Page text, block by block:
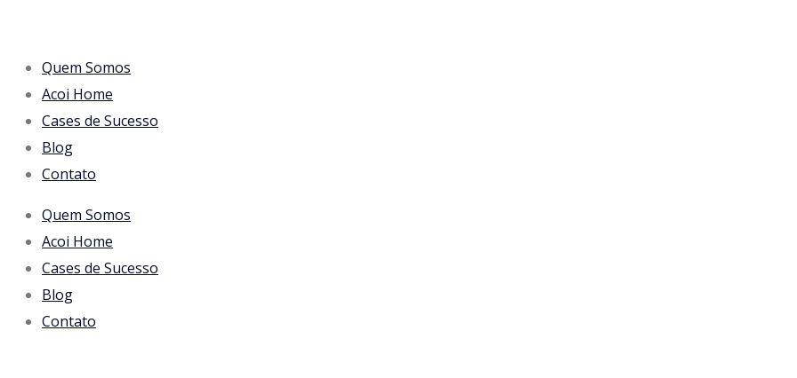
Quem Somos
Acoi Home
Cases de Sucesso
Blog
Contato
Quem Somos
Acoi Home
Cases de Sucesso
Blog
Contato